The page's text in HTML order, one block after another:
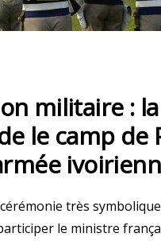
militaire : la
le camp de
cérémonie très
le ministre